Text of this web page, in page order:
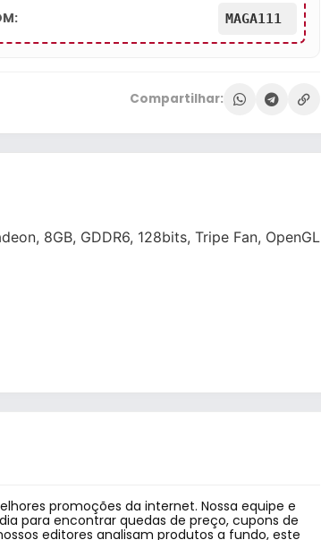
MAGA111
Compartilhar:
8GB, GDDR6, 128bits, Tripe Fan, OpenGL
promoções da internet. Nossa equipe e
para encontrar quedas de preço, cupons de
editores analisam produtos a fundo, este